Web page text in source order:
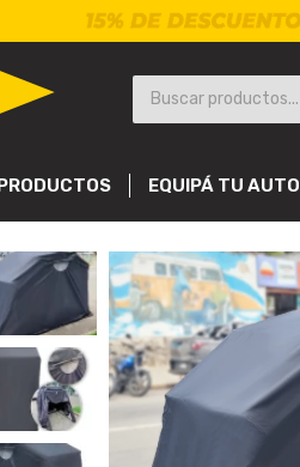
EQUIPÁ TU AUTO